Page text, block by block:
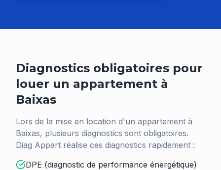
Diagnostics obligatoires pour
louer un appartement à
Baixas
Lors de la mise en location d'un appartement à
Baixas, plusieurs diagnostics sont obligatoires.
Diag Appart réalise ces diagnostics rapidement :
DPE (diagnostic de performance énergétique)